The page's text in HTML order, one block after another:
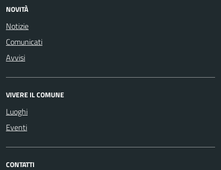
NOVITÀ
Notizie
Comunicati
Avvisi
VIVERE IL COMUNE
Luoghi
Eventi
CONTATTI